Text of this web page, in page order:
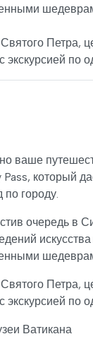
Петра,
по
ваше
который
городу.
очередь в
Петра,
по
Ватикана